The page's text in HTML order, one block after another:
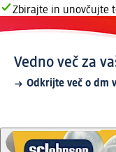
Zbirajte in unovčujte
Vedno več za
Odkrijte več o dm